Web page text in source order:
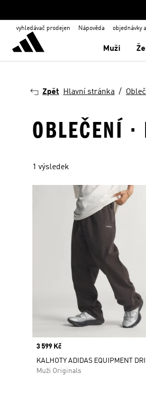
vyhledávač prodejen Nápověda objednávky
Muži
Zpět Hlavní stránka
OBLEČENÍ ·
1 výsledek
Price
3 599 Kč
KALHOTY ADIDAS EQUIPMENT
Muži Originals